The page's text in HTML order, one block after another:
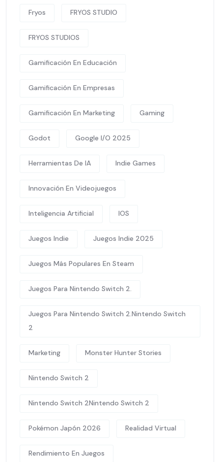
Fryos FRYOS STUDIO
FRYOS STUDIOS
Gamificación En Educación
Gamificación En Empresas
Gamificación En Marketing Gaming
Godot Google I/O 2025
Herramientas De IA Indie Games
Innovación En Videojuegos
Inteligencia Artificial IOS
Juegos Indie Juegos Indie 2025
Juegos Más Populares En Steam
Juegos Para Nintendo Switch 2.
Juegos Para Nintendo Switch 2.Nintendo Switch
2
Marketing Monster Hunter Stories
Nintendo Switch 2
Nintendo Switch 2Nintendo Switch 2
Pokémon Japón 2026 Realidad Virtual
Rendimiento En Juegos